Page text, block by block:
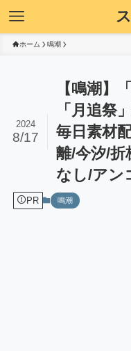
ホーム 鳴潮
【鳴潮】
「月追祭
毎日素材
離/今汐/折
なし/アン
2024
8/17
PR 鳴潮